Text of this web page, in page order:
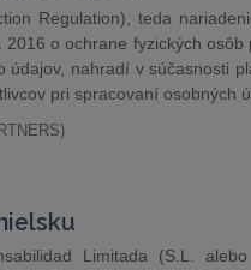
Regulation), teda
o ochrane fyzických osôb
nahradí v súčasnosti
pri spracovaní osobných
Limitada (S.L.